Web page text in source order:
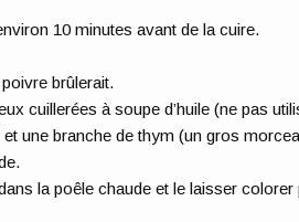
10 minutes avant de la cuire.
brûlerait.
cuillerées à soupe d’huile (ne pas
une branche de thym (un gros
la poêle chaude et le laisser